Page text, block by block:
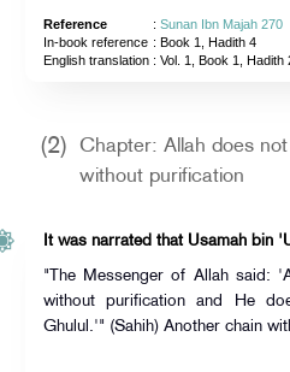
Reference : Sunan Ibn Majah 270
In-book reference : Book 1, Hadith 4
English translation: Vol. 1, Book 1, Hadith
(2)
Chapter: Allah does
without purification
It was narrated that Usamah bin
"The Messenger of Allah said:
without purification and He
Ghulul.'" (Sahih) Another chain